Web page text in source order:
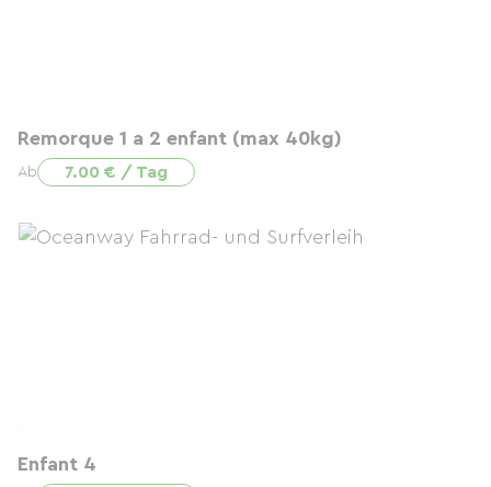
Remorque 1 a 2 enfant (max 40kg)
Ab 7.00 € / Tag
Enfant 4